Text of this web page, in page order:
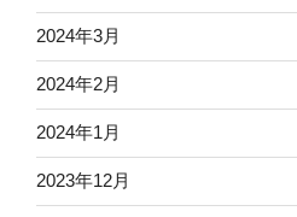
2024年3月
2024年2月
2024年1月
2023年12月